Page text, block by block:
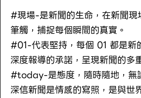
#現場-是新聞的生命，在新聞現
筆觸，捕捉每個瞬間的真實。
#01-代表堅持，每個 01 都是新
深度報導的承諾，呈現新聞的多
#today-是態度，隨時隨地，無
深信新聞是情感的寫照，是與世